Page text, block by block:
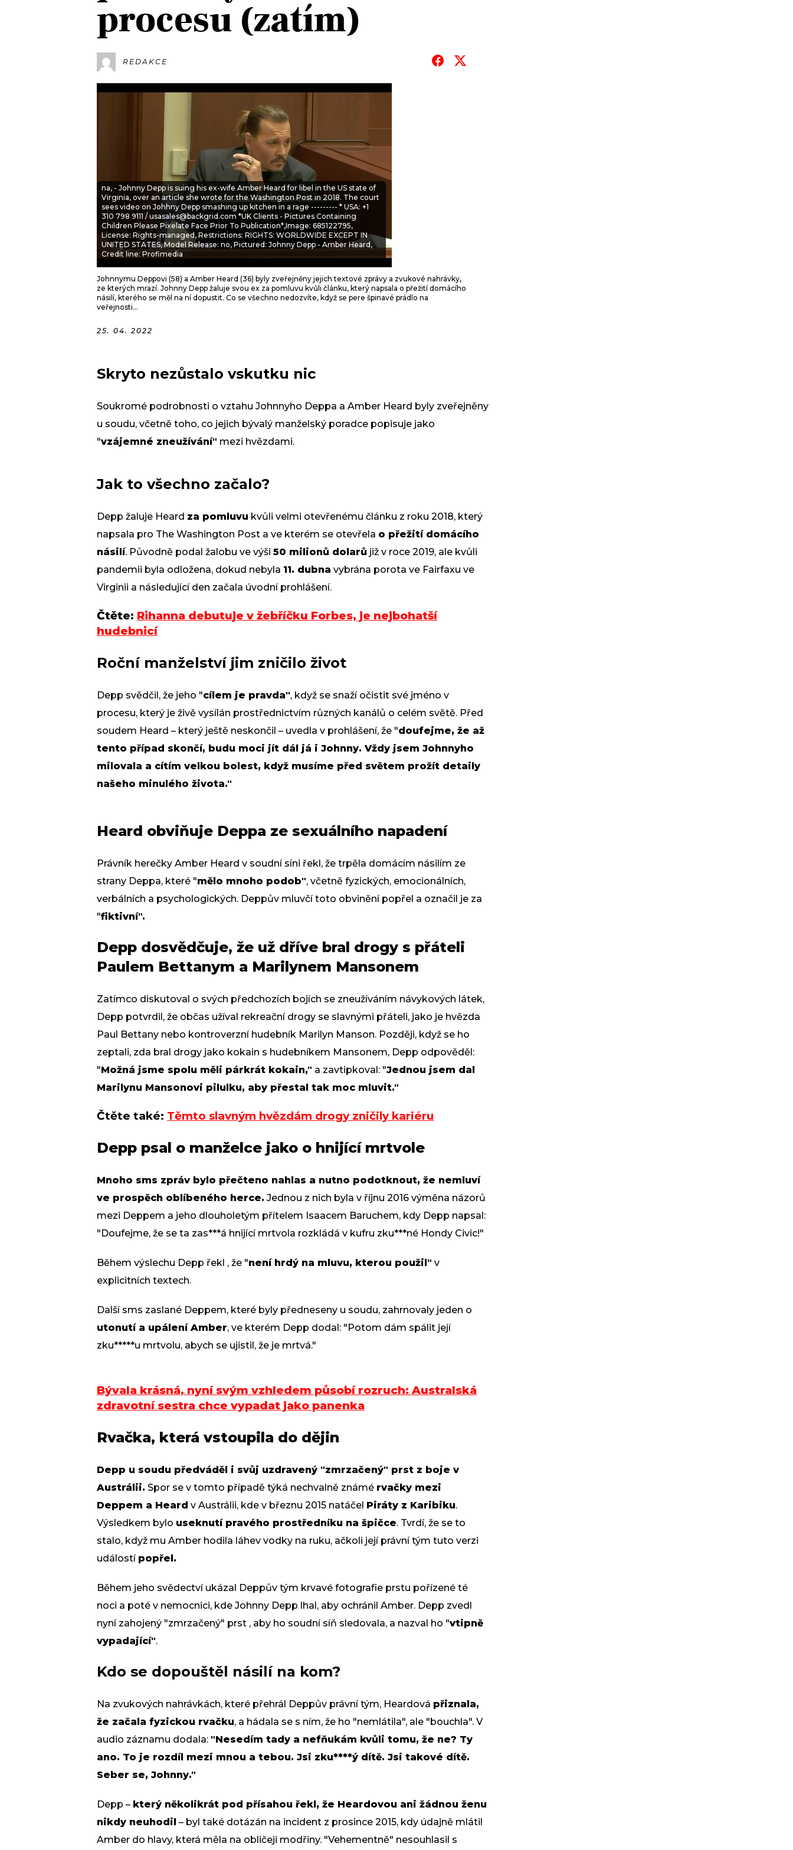
JAK NALADIT
RÁDIO
PROGRAM
JAK NALADIT
procesu (zatím)
REDAKCE
na, - Johnny Depp is suing his ex-wife Amber Heard for libel in the US state of
Virginia, over an article she wrote for the Washington Post in 2018. The court
sees video on Johhny Depp smashing up kitchen in a rage --------- * USA: +1
310 798 9111 / usasales@backgrid.com *UK Clients - Pictures Containing
Children Please Pixelate Face Prior To Publication*,Image: 685122795,
License: Rights-managed, Restrictions: RIGHTS: WORLDWIDE EXCEPT IN
UNITED STATES, Model Release: no, Pictured: Johnny Depp - Amber Heard,
Credit line: Profimedia
Johnnymu Deppovi (58) a Amber Heard (36) byly zveřejněny jejich textové zprávy a zvukové nahrávky,
ze kterých mrazí. Johnny Depp žaluje svou ex za pomluvu kvůli článku, který napsala o přežití domácího
násilí, kterého se měl na ní dopustit. Co se všechno nedozvíte, když se pere špinavé prádlo na
veřejnosti...
25. 04. 2022
Skryto nezůstalo vskutku nic
Soukromé podrobnosti o vztahu Johnnyho Deppa a Amber Heard byly zveřejněny
u soudu, včetně toho, co jejich bývalý manželský poradce popisuje jako
"vzájemné zneužívání" mezi hvězdami.
Jak to všechno začalo?
Depp žaluje Heard za pomluvu kvůli velmi otevřenému článku z roku 2018, který
napsala pro The Washington Post a ve kterém se otevřela o přežití domácího
násilí. Původně podal žalobu ve výši 50 milionů dolarů již v roce 2019, ale kvůli
pandemii byla odložena, dokud nebyla 11. dubna vybrána porota ve Fairfaxu ve
Virginii a následující den začala úvodní prohlášení.
Čtěte: Rihanna debutuje v žebříčku Forbes, je nejbohatší
hudebnicí
Roční manželství jim zničilo život
Depp svědčil, že jeho "cílem je pravda", když se snaží očistit své jméno v
procesu, který je živě vysílán prostřednictvím různých kanálů o celém světě. Před
soudem Heard – který ještě neskončil – uvedla v prohlášení, že "doufejme, že až
tento případ skončí, budu moci jít dál já i Johnny. Vždy jsem Johnnyho
milovala a cítím velkou bolest, když musíme před světem prožít detaily
našeho minulého života."
Heard obviňuje Deppa ze sexuálního napadení
Právník herečky Amber Heard v soudní síni řekl, že trpěla domácím násilím ze
strany Deppa, které "mělo mnoho podob", včetně fyzických, emocionálních,
verbálních a psychologických. Deppův mluvčí toto obvinění popřel a označil je za
"fiktivní".
Depp dosvědčuje, že už dříve bral drogy s přáteli
Paulem Bettanym a Marilynem Mansonem
Zatímco diskutoval o svých předchozích bojích se zneužíváním návykových látek,
Depp potvrdil, že občas užíval rekreační drogy se slavnými přáteli, jako je hvězda
Paul Bettany nebo kontroverzní hudebník Marilyn Manson. Později, když se ho
zeptali, zda bral drogy jako kokain s hudebníkem Mansonem, Depp odpověděl:
"Možná jsme spolu měli párkrát kokain," a zavtipkoval: "Jednou jsem dal
Marilynu Mansonovi pilulku, aby přestal tak moc mluvit."
Čtěte také: Těmto slavným hvězdám drogy zničily kariéru
Depp psal o manželce jako o hnijící mrtvole
Mnoho sms zpráv bylo přečteno nahlas a nutno podotknout, že nemluví
ve prospěch oblíbeného herce. Jednou z nich byla v říjnu 2016 výměna názorů
mezi Deppem a jeho dlouholetým přítelem Isaacem Baruchem, kdy Depp napsal:
"Doufejme, že se ta zas***á hnijící mrtvola rozkládá v kufru zku***né Hondy Civic!"
Během výslechu Depp řekl , že "není hrdý na mluvu, kterou použil" v ​​
explicitních textech.
Další sms zaslané Deppem, které byly předneseny u soudu, zahrnovaly jeden o
utonutí a upálení Amber, ve kterém Depp dodal: "Potom dám spálit její
zku*****u mrtvolu, abych se ujistil, že je mrtvá."
Bývala krásná, nyní svým vzhledem působí rozruch: Australská
zdravotní sestra chce vypadat jako panenka
Rvačka, která vstoupila do dějin
Depp u soudu předváděl i svůj uzdravený "zmrzačený" prst z boje v
Austrálii. Spor se v tomto případě týká nechvalně známé rvačky mezi
Deppem a Heard v Austrálii, kde v březnu 2015 natáčel Piráty z Karibiku.
Výsledkem bylo useknutí pravého prostředníku na špičce. Tvrdí, že se to
stalo, když mu Amber hodila láhev vodky na ruku, ačkoli její právní tým tuto verzi
událostí popřel.
Během jeho svědectví ukázal Deppův tým krvavé fotografie prstu pořízené té
noci a poté v nemocnici, kde Johnny Depp lhal, aby ochránil Amber. Depp zvedl
nyní zahojený "zmrzačený" prst , aby ho soudní síň sledovala, a nazval ho "vtipně
vypadající".
Kdo se dopouštěl násilí na kom?
Na zvukových nahrávkách, které přehrál Deppův právní tým, Heardová přiznala,
že začala fyzickou rvačku, a hádala se s ním, že ho "nemlátila", ale "bouchla". V
audio záznamu dodala: "Nesedím tady a nefňukám kvůli tomu, že ne? Ty
ano. To je rozdíl mezi mnou a tebou. Jsi zku****ý dítě. Jsi takové dítě.
Seber se, Johnny."
Depp – který několikrát pod přísahou řekl, že Heardovou ani žádnou ženu
nikdy neuhodil – byl také dotázán na incident z prosince 2015, kdy údajně mlátil
Amber do hlavy, která měla na obličeji modřiny. "Vehementně" nesouhlasil s